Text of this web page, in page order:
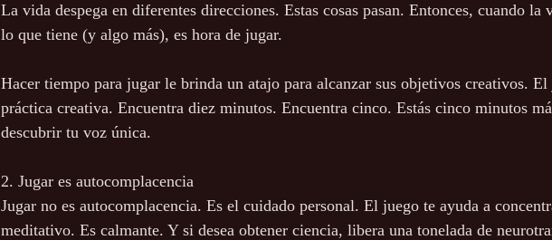
La vida despega en diferentes direcciones. Estas cosas pasan. Entonces, cuando la
lo que tiene (y algo más), es hora de jugar.
Hacer tiempo para jugar le brinda un atajo para alcanzar sus objetivos creativos. El
práctica creativa. Encuentra diez minutos. Encuentra cinco. Estás cinco minutos
descubrir tu voz única.
2. Jugar es autocomplacencia
Jugar no es autocomplacencia. Es el cuidado personal. El juego te ayuda a
meditativo. Es calmante. Y si desea obtener ciencia, libera una tonelada de